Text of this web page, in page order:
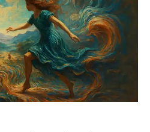
la
Toile
en
Trois
Dimensions